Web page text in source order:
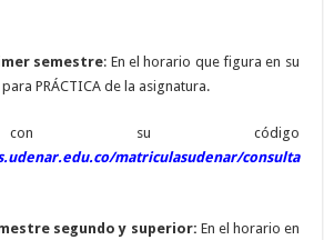
semestre: En el horario que figura en su
PRÁCTICA de la asignatura.
con su código
matriculasudenar/consulta
segundo y superior: En el horario en